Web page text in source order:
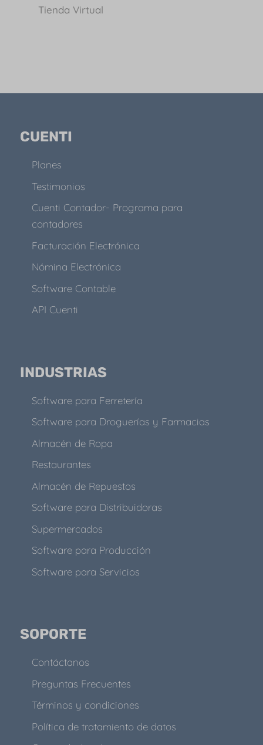
Tienda Virtual
CUENTI
Planes
Testimonios
Cuenti Contador- Programa para
contadores
Facturación Electrónica
Nómina Electrónica
Software Contable
API Cuenti
INDUSTRIAS
Software para Ferretería
Software para Droguerías y Farmacias
Almacén de Ropa
Restaurantes
Almacén de Repuestos
Software para Distribuidoras
Supermercados
Software para Producción
Software para Servicios
SOPORTE
Contáctanos
Preguntas Frecuentes
Términos y condiciones
Política de tratamiento de datos